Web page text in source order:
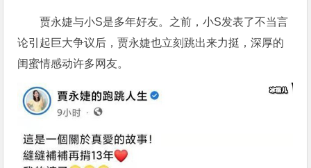
贾永婕与小S是多年好友。之前，小S发表了不当言
论引起巨大争议后，贾永婕也立刻跳出来力挺，深厚的
闺蜜情感动许多网友。